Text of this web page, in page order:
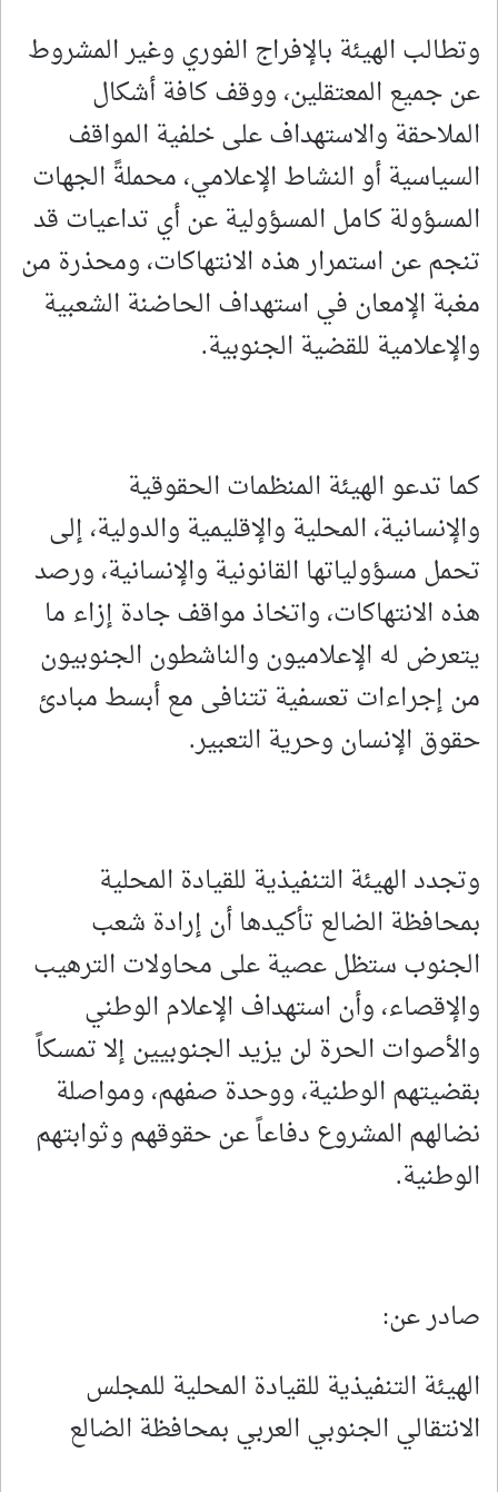
وتطالب الهيئة بالإفراج الفوري وغير المشروط
عن جميع المعتقلين، ووقف كافة أشكال
الملاحقة والاستهداف على خلفية المواقف
السياسية أو النشاط الإعلامي، محملةً الجهات
المسؤولة كامل المسؤولية عن أي تداعيات قد
تنجم عن استمرار هذه الانتهاكات، ومحذرة من
مغبة الإمعان في استهداف الحاضنة الشعبية
والإعلامية للقضية الجنوبية.
كما تدعو الهيئة المنظمات الحقوقية
والإنسانية، المحلية والإقليمية والدولية، إلى
تحمل مسؤولياتها القانونية والإنسانية، ورصد
هذه الانتهاكات، واتخاذ مواقف جادة إزاء ما
يتعرض له الإعلاميون والناشطون الجنوبيون
من إجراءات تعسفية تتنافى مع أبسط مبادئ
حقوق الإنسان وحرية التعبير.
وتجدد الهيئة التنفيذية للقيادة المحلية
بمحافظة الضالع تأكيدها أن إرادة شعب
الجنوب ستظل عصية على محاولات الترهيب
والإقصاء، وأن استهداف الإعلام الوطني
والأصوات الحرة لن يزيد الجنوبيين إلا تمسكاً
بقضيتهم الوطنية، ووحدة صفهم، ومواصلة
نضالهم المشروع دفاعاً عن حقوقهم وثوابتهم
الوطنية.
صادر عن:
الهيئة التنفيذية للقيادة المحلية للمجلس
الانتقالي الجنوبي العربي بمحافظة الضالع